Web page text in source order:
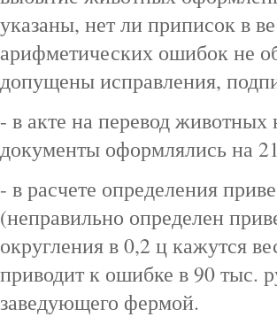
указаны, нет ли приписок в
арифметических ошибок не
допущены исправления,
- в акте на перевод животных
документы оформлялись на
- в расчете определения
(неправильно определен
округления в 0,2 ц кажутся
приводит к ошибке в 90 тыс.
заведующего фермой.